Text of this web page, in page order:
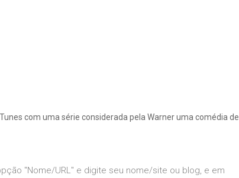
com uma série considerada pela Warner uma comédia de
"Nome/URL" e digite seu nome/site ou blog, e em